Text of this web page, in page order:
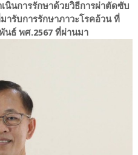
นินการรักษาด้วยวิธีการผ่าตัดซับ
รับการรักษาภาวะโรคอ้วน ที่
นธ์ พศ.2567 ที่ผ่านมา